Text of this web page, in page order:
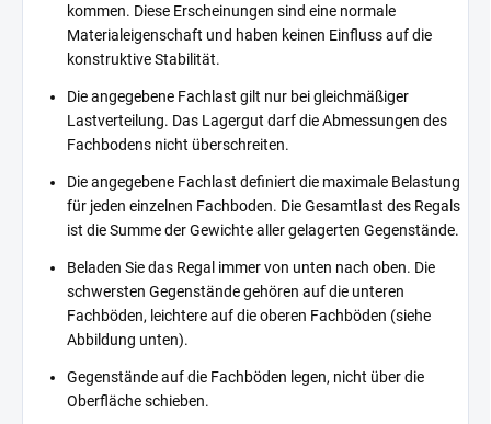
kommen. Diese Erscheinungen sind eine normale
Materialeigenschaft und haben keinen Einfluss auf die
konstruktive Stabilität.
Die angegebene Fachlast gilt nur bei gleichmäßiger
Lastverteilung. Das Lagergut darf die Abmessungen des
Fachbodens nicht überschreiten.
Die angegebene Fachlast definiert die maximale Belastung
für jeden einzelnen Fachboden. Die Gesamtlast des Regals
ist die Summe der Gewichte aller gelagerten Gegenstände.
Beladen Sie das Regal immer von unten nach oben. Die
schwersten Gegenstände gehören auf die unteren
Fachböden, leichtere auf die oberen Fachböden (siehe
Abbildung unten).
Gegenstände auf die Fachböden legen, nicht über die
Oberfläche schieben.